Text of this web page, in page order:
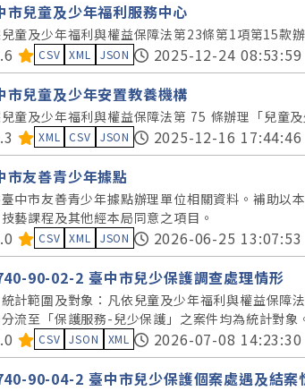
市兒童及少年福利服務中心
童及少年福利與權益保障法第23條第1項第15款
料集評分：
CSV XML JSON
2025-12-24 08:53:59
市兒童及少年安置教養機構
童及少年福利與權益保障法第 75 條辦理「兒童
料集評分：
XML CSV JSON
2025-12-16 17:44:46
市友善青少年據點
中市友善青少年據點辦理單位相關資料。補助以
藝課程及其他經本局同意之項目。
料集評分：
CSV XML JSON
2026-06-25 13:07:53
90-02-2 臺中市兒少保護調查處理情形
計範圍及對象：凡依兒童及少年福利與權益保障
流至「保護服務-兒少保護」之案件均為統計對
料集評分：
CSV JSON XML
2026-07-08 14:23:30
90-04-2 臺中市兒少保護個案處遇及結案